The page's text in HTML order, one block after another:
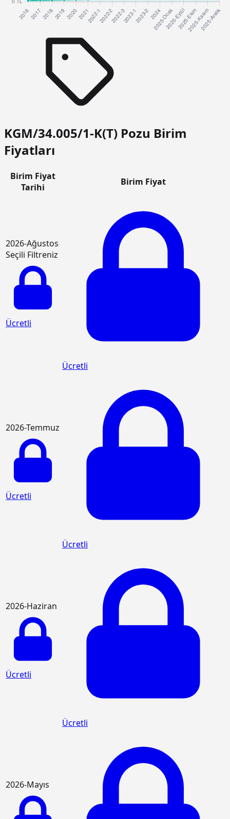
KGM/34.005/1-K(T) Pozu Birim
Fiyatları
Birim Fiyat
Tarihi
Birim Fiyat
2026-Ağustos
Seçili Filtreniz
Ücretli
Ücretli
2026-Temmuz
Ücretli
Ücretli
2026-Haziran
Ücretli
Ücretli
2026-Mayıs